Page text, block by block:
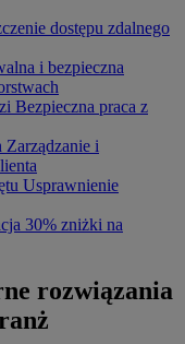
dostępu zdalnego
i bezpieczna
Bezpieczna praca z
Zarządzanie i
Usprawnienie
30% zniżki na
rozwiązania